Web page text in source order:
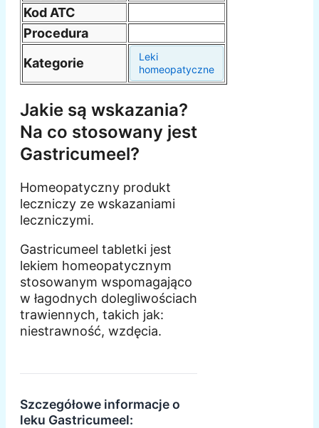
Kod ATC
Procedura
Kategorie
Leki
homeopatyczne
Jakie są wskazania?
Na co stosowany jest
Gastricumeel?
Homeopatyczny produkt
leczniczy ze wskazaniami
leczniczymi.
Gastricumeel tabletki jest
lekiem homeopatycznym
stosowanym wspomagająco
w łagodnych dolegliwościach
trawiennych, takich jak:
niestrawność, wzdęcia.
Szczegółowe informacje o
leku Gastricumeel: